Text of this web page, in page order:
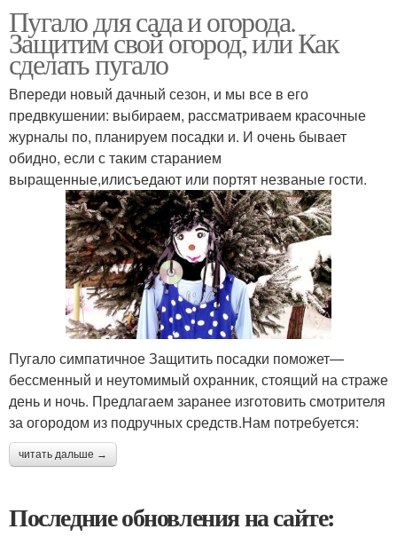
Пугало для сада и огорода.
Защитим свой огород, или Как
сделать пугало
Впереди новый дачный сезон, и мы все в его
предвкушении: выбираем, рассматриваем красочные
журналы по, планируем посадки и. И очень бывает
обидно, если с таким старанием
выращенные,илисъедают или портят незваные гости.
Пугало симпатичное Защитить посадки поможет—
бессменный и неутомимый охранник, стоящий на страже
день и ночь. Предлагаем заранее изготовить смотрителя
за огородом из подручных средств.Нам потребуется:
читать дальше →
Последние обновления на сайте: